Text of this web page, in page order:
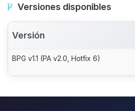
Versiones disponibles
Versión
BPG v1.1 (PA v2.0, Hotfix 6)